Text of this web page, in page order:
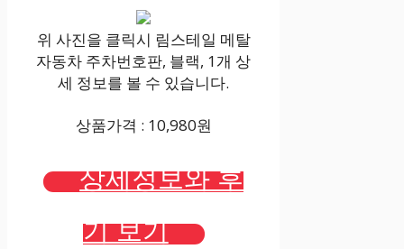
위 사진을 클릭시 림스테일 메탈
자동차 주차번호판, 블랙, 1개 상
세 정보를 볼 수 있습니다.
상품가격 : 10,980원
상세정보와 후
기 보기